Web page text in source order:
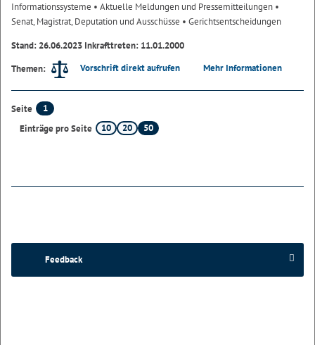
Informationssysteme • Aktuelle Meldungen und Pressemitteilungen •
Senat, Magistrat, Deputation und Ausschüsse • Gerichtsentscheidungen
Stand: 26.06.2023 Inkrafttreten: 11.01.2000
Themen:
Vorschrift direkt aufrufen Mehr Informationen
Seite
1
Einträge pro Seite
10 20 50
Feedback